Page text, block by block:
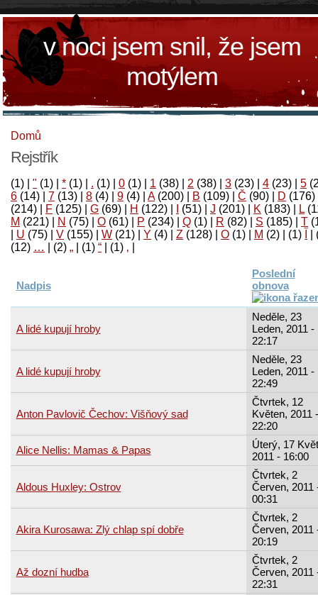
v noci jsem snil, že jsem
motýlem
Domů
Rejstřík
(1) " (1) * (1) . (1) 0 (1) 1 (38) 2 (38) 3 (23) 4 (23) 5
6 (14) 7 (13) 8 (4) 9 (4) A(200) B (109) Č (90) D (176)
(214)
F (125) G (69) H (122) (51) J (201) K (183) L
M (221) N (75) O (61) P (234) Q (1) R (82) S (185) T
U (75) V (155) W (21) Y (4) Z (128) Ο (1) М (2)
(1)
‚
(1)
“
(1)
„
(2)
…
(12)
Nadpis
Poslední
obnova
A lidé kupují hroby
Neděle, 23
Leden, 2011 -
22:17
A lidé kupují hroby
Neděle, 23
Leden, 2011 -
22:49
Anton Pavlovič Čechov: Višňový sad
Čtvrtek, 12
Květen, 2011 -
22:20
Alice Nellis: Mamas & Papas
Úterý, 17
2011 - 16:00
Aldous Huxley: Ostrov
Čtvrtek, 2
Červen, 2011
00:31
Akira Kurosawa: Zlý chlap spí dobře
Čtvrtek, 2
Červen, 2011
20:19
Až dozní hudba
Čtvrtek, 2
Červen, 2011
22:31